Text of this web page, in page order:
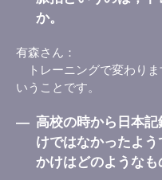
か。
有森さん
トレーニングで変わりま
いうことです。
― 高校の時から日本
けではなかったよ
かけはどのようなも